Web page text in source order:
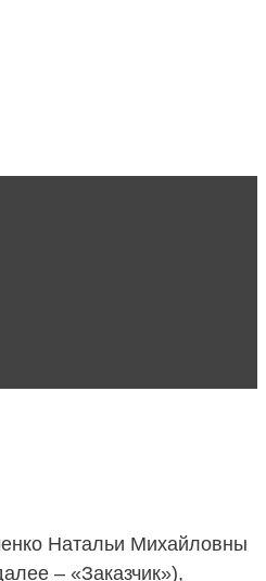
Натальи Михайловны
– «Заказчик»),